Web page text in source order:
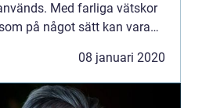
Med farliga vätskor
på något sätt kan vara
08 januari 2020